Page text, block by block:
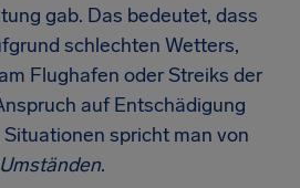
gab. Das bedeutet, dass
schlechten Wetters,
Flughafen oder Streiks der
auf Entschädigung
spricht man von
.